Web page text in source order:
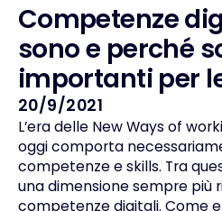
Competenzedig
sonoe perché s
importanti per l
20/9/2021
L’era delle New Ways of
oggi comporta
competenze e skills. Tra
una dimensione sempre più
competenze digitali. Come